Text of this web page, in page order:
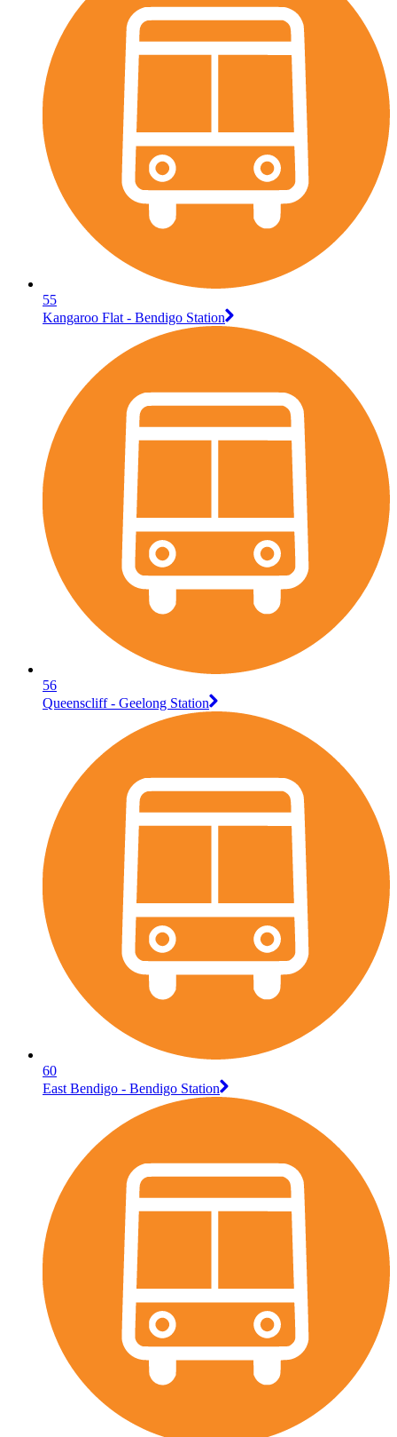
55
Kangaroo Flat - Bendigo Station
56
Queenscliff - Geelong Station
60
East Bendigo - Bendigo Station